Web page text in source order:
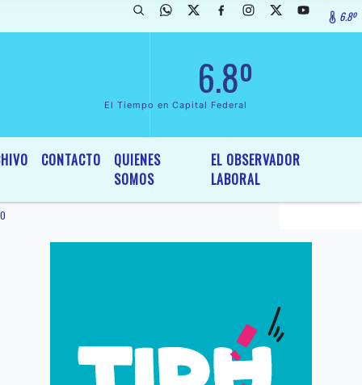
InterÃ©s General y Legislativo, por Ordenanza NÂº 6236/19 del6.8º
6.8º
El Tiempo en Capital Federal
CONTACTO
QUIENES
SOMOS
EL OBSERVADOR
LABORAL